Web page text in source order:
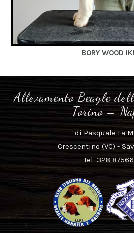
BORY WOOD
Allevamento Beagle
Torino –
di Pasquale La
Crescentino (VC) -
Tel. 328